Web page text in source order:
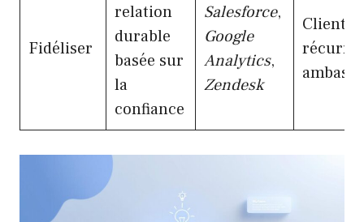
Fidéliser
relation
durable
basée sur
la
confiance
Salesforce,
Google
Analytics,
Zendesk
Clients